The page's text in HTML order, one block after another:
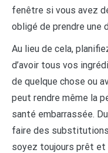
fenêtre si vous avez
obligé de prendre une
Au lieu de cela,
d’avoir tous vos
de quelque chose ou
peut rendre même la
santé embarrassée.
faire des
soyez toujours prêt et